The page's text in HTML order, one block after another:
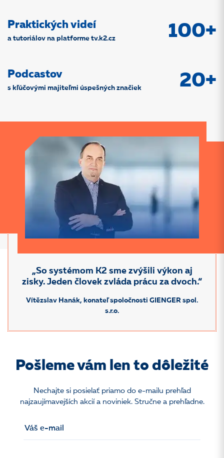
Praktických videí
a tutoriálov na platforme tv.k2.cz 100+
Podcastov
s kľúčovými majiteľmi úspešných značiek 20+
„So systémom K2 sme zvýšili výkon aj
zisky. Jeden človek zvláda prácu za dvoch.“
Vítězslav Hanák, konateľ spoločnosti GIENGER spol.
s.r.o.
Pošleme vám len to dôležité
Nechajte si posielať priamo do e-mailu prehľad
najzaujímavejších akcií a noviniek. Stručne a prehľadne.